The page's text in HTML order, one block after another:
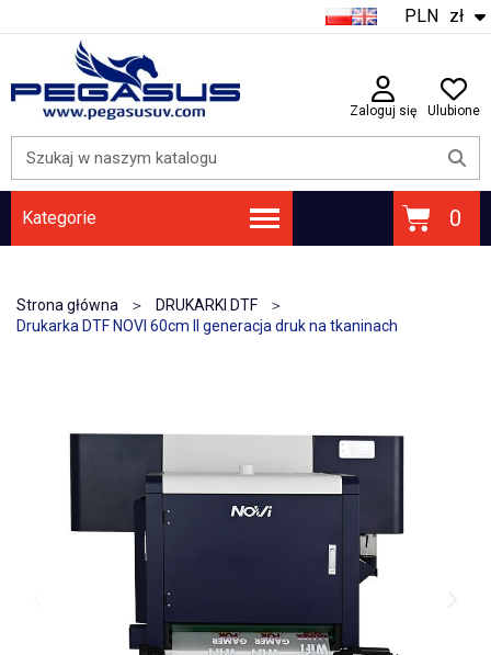
zł
PLN
Zaloguj się Ulubione
Kategorie
Strona główna
DRUKARKI DTF
Drukarka DTF NOVI 60cm II generacja druk na tkaninach